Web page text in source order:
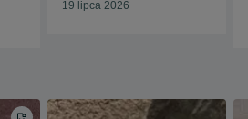
19 lipca 2026